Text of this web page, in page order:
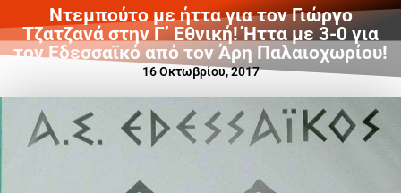
Ντεμπούτο με ήττα για τον Γιώργο
Τζατζανά στην Γ’ Εθνική! Ήττα με 3-0 για
τον Εδεσσαϊκό από τον Άρη Παλαιοχωρίου!
16 Οκτωβρίου, 2017